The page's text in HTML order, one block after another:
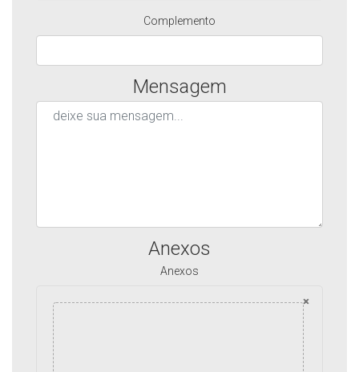
Complemento
Mensagem
Anexos
Anexos
×